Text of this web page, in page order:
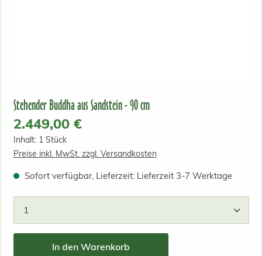
Stehender Buddha aus Sandstein - 90 cm
Regulärer Preis:
2.449,00 €
Inhalt: 1 Stück
Preise inkl. MwSt. zzgl. Versandkosten
Sofort verfügbar, Lieferzeit: Lieferzeit 3-7 Werktage
In den Warenkorb